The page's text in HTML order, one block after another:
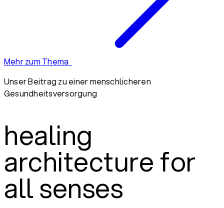
Mehr zum Thema
Unser Beitrag zu einer menschlicheren
Gesundheitsversorgung
healing
architecture for
all senses